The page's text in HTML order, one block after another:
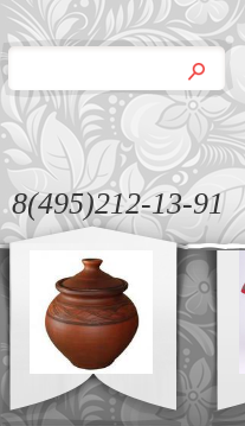
8(495)212-13-91